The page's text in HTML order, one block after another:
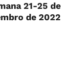
21-25 de
de 2022